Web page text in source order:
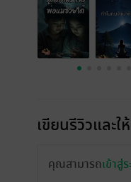
เขียนรีวิวและใ
คุณสามารถเข้าสู่